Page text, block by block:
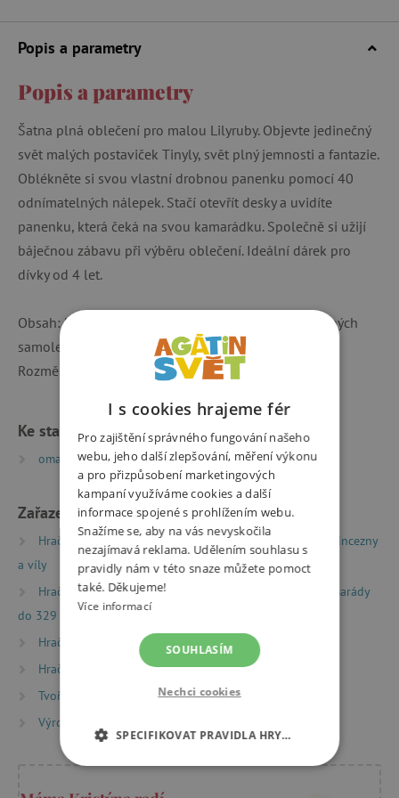
Popis a parametry
Popis a parametry
Šatna plná oblečení pro malou Lilyruby. Objevte jedinečný
svět malých postaviček Tinyly, svět plný jemnosti a fantazie.
Oblékněte si svou vlastní drobnou panenku pomocí 40
odnímatelných nálepek. Stačí otevřít desky a uvidíte
panenku, která čeká na svou kamarádku. Společně si užijí
báječnou zábavu při výběru oblečení. Ideální dárek pro
dívky od 4 let.
Obsah: lepenková brožura a 4 archy znovu použitelných
samolepek (11,5 x 15,5 cm).
Rozměry produktu jsou 12 x 16 x 1 cm.
Ke stažení
omalovánky Tinyly | PDF | 0.8 MB
Zařazeno v kategoriích
Hračky dle typu Herní světy
Djeco Tinyly - Princezny
a víly
Hračky dle typu
Drobné dárky
Dárky pro kamarády
do 329 Kč
Hračky dle věku
Hry a hračky pro děti od 3 let
Hračky dle věku
Hry a hračky pro předškoláky
Tvoření
Samolepky
Výrobci
I s cookies hrajeme fér
Pro zajištění správného fungování našeho
webu, jeho další zlepšování, měření výkonu
a pro přizpůsobení marketingových
kampaní využíváme cookies a další
informace spojené s prohlížením webu.
Snažíme se, aby na vás nevyskočila
nezajímavá reklama. Udělením souhlasu s
pravidly nám v této snaze můžete pomoct
také. Děkujeme!
Více informací
SOUHLASÍM
Nechci cookies
SPECIFIKOVAT PRAVIDLA HRY…
NEZBYTNĚ NUTNÉ COOKIES